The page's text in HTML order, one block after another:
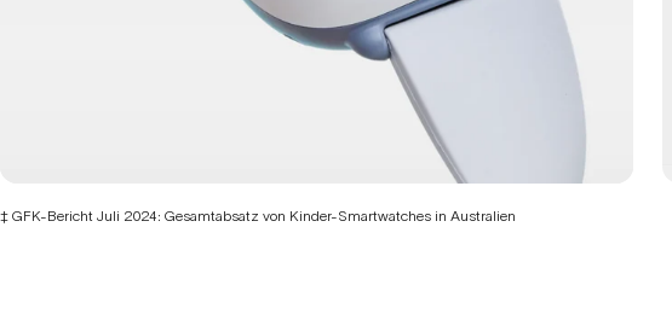
‡ GFK-Bericht Juli 2024: Gesamtabsatz von Kinder-Smartwatches in Australien